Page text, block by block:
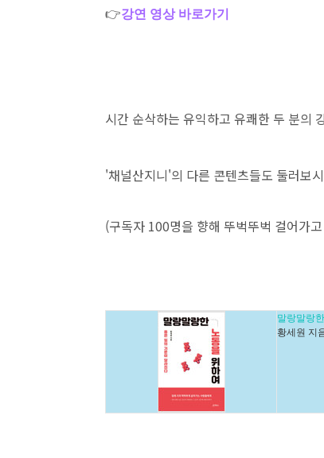
👉강연 영상 바로가기
시간 순삭하는 유익하고 유쾌한 두 분의
'채널산지니'의 다른 콘텐츠들도 둘러보
(구독자 100명을 향해 뚜벅뚜벅 걸어가
말랑말랑
황세원 지